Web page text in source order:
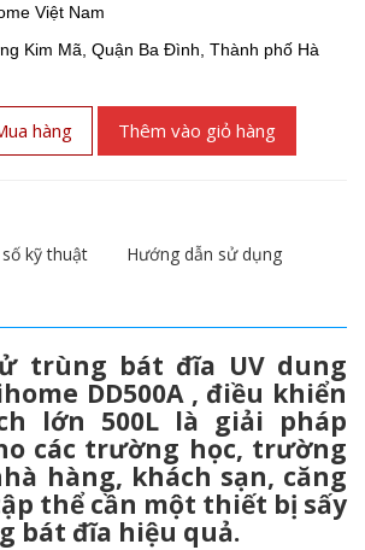
Việt Nam
Kim Mã, Quận Ba Đình, Thành phố Hà
hàng Thêm vào giỏ hàng
kỹ thuật Hướng dẫn sử dụng
trùng bát đĩa UV dung
DD500A , điều khiển
lớn 500L là giải pháp
các trường học, trường
hàng, khách sạn, căng
thể cần một thiết bị sấy
bát đĩa hiệu quả.